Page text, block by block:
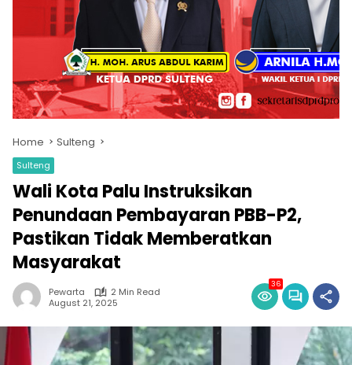
Home Sulteng
Sulteng
Wali Kota Palu Instruksikan
Penundaan Pembayaran PBB-P2,
Pastikan Tidak Memberatkan
Masyarakat
Pewarta
2 Min Read
August 21, 2025
36